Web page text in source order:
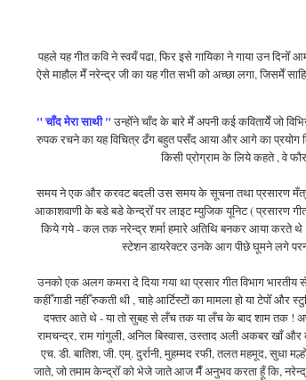
पहले यह गीत कवि ने स्वयँ पढा, फिर इसे गायिका ने गाया उन
ऐसे माहौल मेँ नरेन्द्र जी का यह गीत सभी को अच्छा लगा, जिसमेँ
" चाँद मेरा साथी "उन्होँने चाँद के बारे मेँ अपनी कई कवितायेँ जो
रुपक रचने का यह विचित्र ढँग बहुत पसँद आया और आगे का प्रयोग
किसी प्रोग्राम के लिये कहते , वे
समय ने एक और करवट बदली उस समय के सूचना तथा प्रसारण
आकाशवाणी के बडे बडे केन्द्रोँ पर लाइट म्युजिक यूनिट ( प्रसारण
किये गये - कल तक नरेन्द्र शर्मा हमारे अतिथि बनकर आया करते
स्टेशन डायरेक्टर उनके आग पीछे घूमने लगे
उनको एक अलग कमरा दे दिया गया था प्रसार गीत विभाग
कहीँ गाडी नहीँ रुकती थी , चाहे आर्टिस्‍टों का मामला हो या टेपोँ
दफ्तर आते थे - या तो सुबह से लँच तक या लँच के बाद शाम तक ! अपने
रामचन्द्र, राम गांगुली, अनिल बिस्वास, उस्ताद अली अकबर खाँ
एच. डी. बातिश, जी. एम्. दुर्रानी, मुहम्मद रफी, तलत महमूद, सुधा
जाते, जो तमाम केन्द्रोँ को भेजे जाते आज मैँ अनुभव करता हूँ कि,